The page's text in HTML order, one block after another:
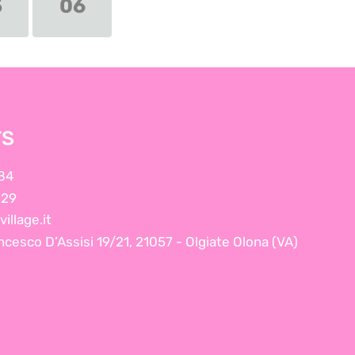
06
D’Assisi 19/21, 21057 - Olgiate Olona (VA)